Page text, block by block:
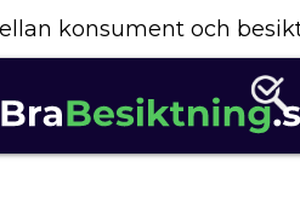
konsument och